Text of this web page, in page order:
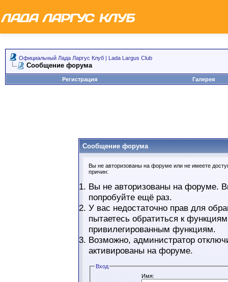
Официальный Лада Ларгус Клуб | Lada Largus Club
Сообщение форума
Регистрация Галерея
Сообщение форума
Вы не авторизованы на форуме или не имеете
причин:
Вы не авторизованы на форуме.
попробуйте ещё раз.
У вас недостаточно прав для
пытаетесь обратиться к
привилегированным функциям.
Возможно, администратор
активированы на форуме.
Вход
Имя: